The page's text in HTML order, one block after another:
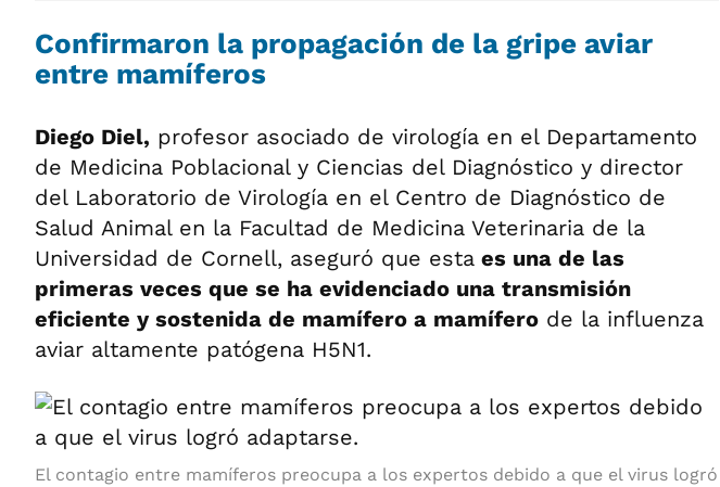
Confirmaron la propagación de la gripe aviar
entre mamíferos
Diego Diel, profesor asociado de virología en el Departamento
de Medicina Poblacional y Ciencias del Diagnóstico y director
del Laboratorio de Virología en el Centro de Diagnóstico de
Salud Animal en la Facultad de Medicina Veterinaria de la
Universidad de Cornell, aseguró que esta es una de las
primeras veces que se ha evidenciado una transmisión
eficiente y sostenida de mamífero a mamífero de la influenza
aviar altamente patógena H5N1.
El contagio entre mamíferos preocupa a los expertos debido a que el virus logró